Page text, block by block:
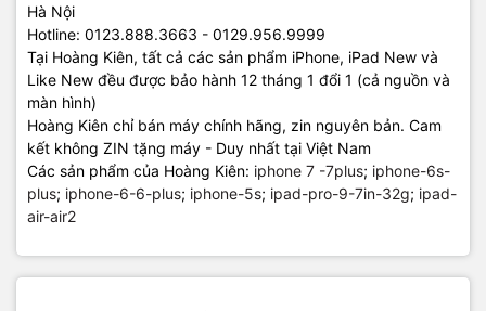
Hà Nội
Hotline: 0123.888.3663 - 0129.956.9999
Tại Hoàng Kiên, tất cả các sản phẩm iPhone, iPad New và
Like New đều được bảo hành 12 tháng 1 đổi 1 (cả nguồn và
màn hình)
Hoàng Kiên chỉ bán máy chính hãng, zin nguyên bản. Cam
kết không ZIN tặng máy - Duy nhất tại Việt Nam
Các sản phẩm của Hoàng Kiên: iphone 7 -7plus; iphone-6s-
plus; iphone-6-6-plus; iphone-5s; ipad-pro-9-7in-32g; ipad-
air-air2